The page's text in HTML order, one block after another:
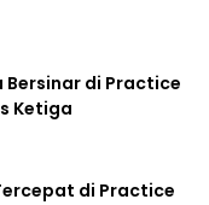
Bersinar di Practice
Ketiga
di Practice